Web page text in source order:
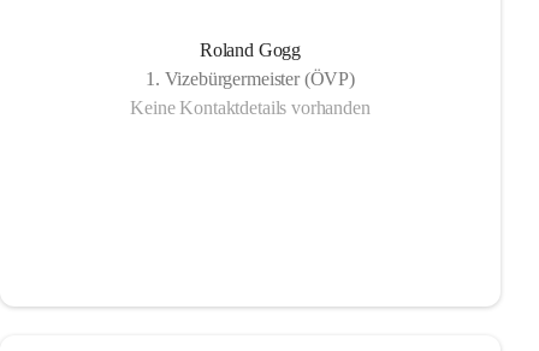
Roland Gogg
1. Vizebürgermeister (ÖVP)
Keine Kontaktdetails vorhanden